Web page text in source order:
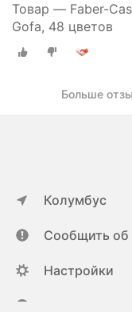
Товар — Faber-
Gofa, 48 цветов
Больше
Колумбус
Сообщить
Настройки